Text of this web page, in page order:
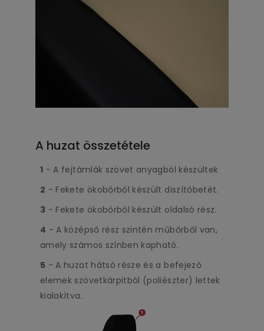
A huzat összetétele
1 - A fejtámlák szövet anyagból készültek
2 - Fekete ökobőrből készült diszítőbetét.
3 - Fekete ökobőrből készült oldalsó rész.
4 - A középső rész szintén műbőrből van,
amely számos színben kapható.
5 - A huzat hátsó része és a befejező
elemek szövetkárpitból (poliészter) lettek
kialakítva.